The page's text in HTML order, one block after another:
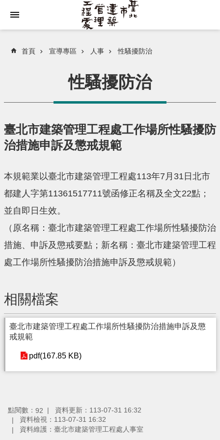
首頁 宣導專區 人事 性騷擾防治
性騷擾防治
臺北市建築管理工程處工作場所性騷擾防
治措施申訴及懲戒規範
本規範業以臺北市建築管理工程處113年7月31日北市
都建人字第11361517711號函修正名稱及全文22點；
並自即日生效。
（原名稱：臺北市建築管理工程處工作場所性騷擾防治
措施、申訴及懲戒要點；新名稱：臺北市建築管理工程
處工作場所性騷擾防治措施申訴及懲戒規範）
相關檔案
臺北市建築管理工程處工作場所性騷擾防治措施申訴及懲
戒規範
pdf(167.85 KB)
點閱數： 92
資料更新：113-07-31 16:32
資料檢視：113-07-31 16:32
資料維護：臺北市建築管理工程處人事室